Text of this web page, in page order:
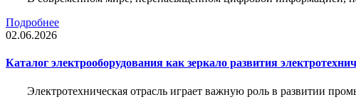
Подробнее
02.06.2026
Каталог электрооборудования как зеркало развития
Электротехническая отрасль играет важную роль в развитии